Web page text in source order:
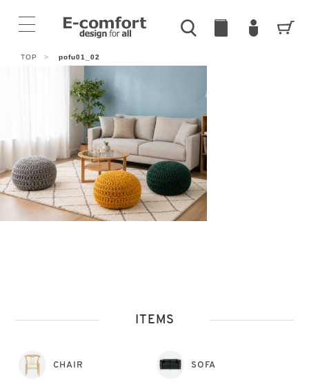
TOP > pofu01_02
ITEMS
CHAIR SOFA